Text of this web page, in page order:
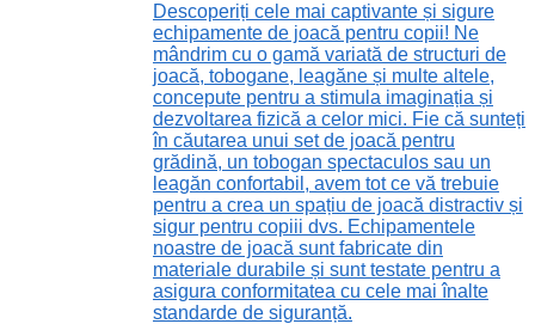
Descoperiți cele mai captivante și sigure
echipamente de joacă pentru copii! Ne
mândrim cu o gamă variată de structuri de
joacă, tobogane, leagăne și multe altele,
concepute pentru a stimula imaginația și
dezvoltarea fizică a celor mici. Fie că sunteți
în căutarea unui set de joacă pentru
grădină, un tobogan spectaculos sau un
leagăn confortabil, avem tot ce vă trebuie
pentru a crea un spațiu de joacă distractiv și
sigur pentru copiii dvs. Echipamentele
noastre de joacă sunt fabricate din
materiale durabile și sunt testate pentru a
asigura conformitatea cu cele mai înalte
standarde de siguranță.